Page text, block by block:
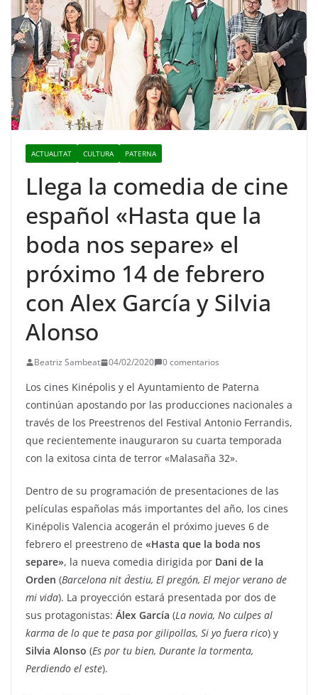
ACTUALITAT CULTURA PATERNA
Llega la comedia de cine
español «Hasta que la
boda nos separe» el
próximo 14 de febrero
con Alex García y Silvia
Alonso
Beatriz Sambeat 04/02/2020 0 comentarios
Los cines Kinépolis y el Ayuntamiento de Paterna
continúan apostando por las producciones nacionales a
través de los Preestrenos del Festival Antonio Ferrandis,
que recientemente inauguraron su cuarta temporada
con la exitosa cinta de terror «Malasaña 32».
Dentro de su programación de presentaciones de las
películas españolas más importantes del año, los cines
Kinépolis Valencia acogerán el próximo jueves 6 de
febrero el preestreno de «Hasta que la boda nos
separe», la nueva comedia dirigida por Dani de la
Orden (Barcelona nit d´estiu, El pregón, El mejor verano de
mi vida). La proyección estará presentada por dos de
sus protagonistas: Álex García (La novia, No culpes al
karma de lo que te pasa por gilipollas, Si yo fuera rico) y
Silvia Alonso (Es por tu bien, Durante la tormenta,
Perdiendo el este).